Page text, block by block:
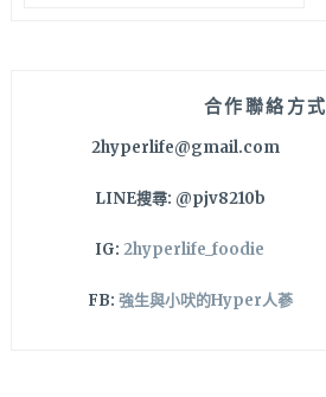
合作聯絡方式
2hyperlife@gmail.com
LINE搜尋: @pjv8210b
IG: 2hyperlife_foodie
FB: 強生與小吠的Hyper人蔘